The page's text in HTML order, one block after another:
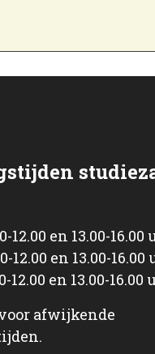
en 13.00-16.00
12.00 en 13.00-16.00
12.00 en 13.00-16.00
afwijkende